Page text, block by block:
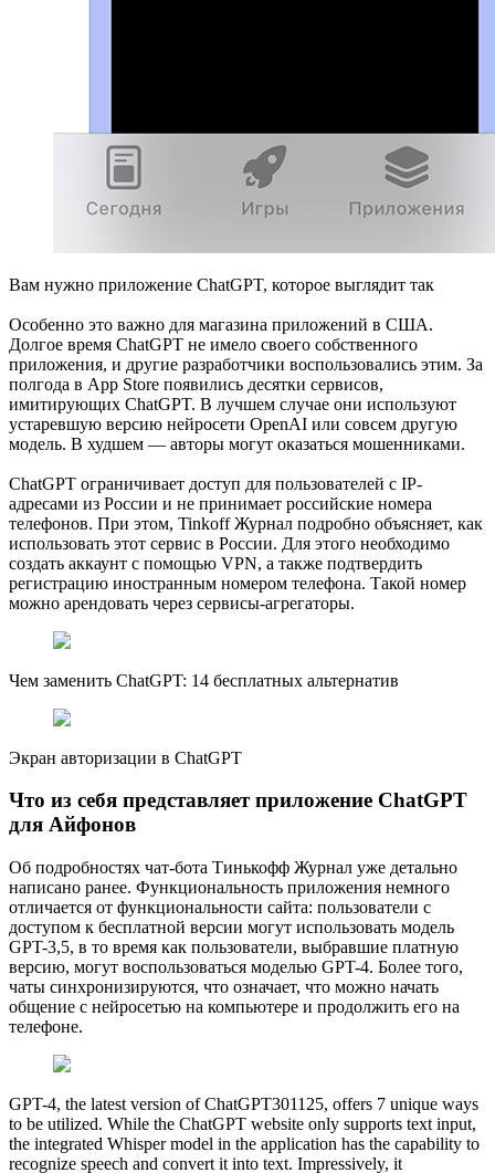
Вам нужно приложение ChatGPT, которое выглядит так
Особенно это важно для магазина приложений в США.
Долгое время ChatGPT не имело своего собственного
приложения, и другие разработчики воспользовались этим. За
полгода в App Store появились десятки сервисов,
имитирующих ChatGPT. В лучшем случае они используют
устаревшую версию нейросети OpenAI или совсем другую
модель. В худшем — авторы могут оказаться мошенниками.
ChatGPT ограничивает доступ для пользователей с IP-
адресами из России и не принимает российские номера
телефонов. При этом, Tinkoff Журнал подробно объясняет, как
использовать этот сервис в России. Для этого необходимо
создать аккаунт с помощью VPN, а также подтвердить
регистрацию иностранным номером телефона. Такой номер
можно арендовать через сервисы-агрегаторы.
Чем заменить ChatGPT: 14 бесплатных альтернатив
Экран авторизации в ChatGPT
Что из себя представляет приложение ChatGPT
для Айфонов
Об подробностях чат-бота Тинькофф Журнал уже детально
написано ранее. Функциональность приложения немного
отличается от функциональности сайта: пользователи с
доступом к бесплатной версии могут использовать модель
GPT⁠-⁠3,5, в то время как пользователи, выбравшие платную
версию, могут воспользоваться моделью GPT⁠-⁠4. Более того,
чаты синхронизируются, что означает, что можно начать
общение с нейросетью на компьютере и продолжить его на
телефоне.
GPT-4, the latest version of ChatGPT301125, offers 7 unique ways
to be utilized. While the ChatGPT website only supports text input,
the integrated Whisper model in the application has the capability to
recognize speech and convert it into text. Impressively, it